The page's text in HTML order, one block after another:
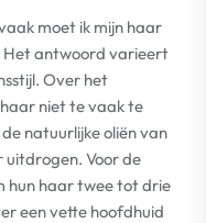
moet ik mijn haar
Het antwoord varieert
Over het
niet te vaak te
natuurlijke oliën van
uitdrogen. Voor de
hun haar twee tot drie
een vette hoofdhuid